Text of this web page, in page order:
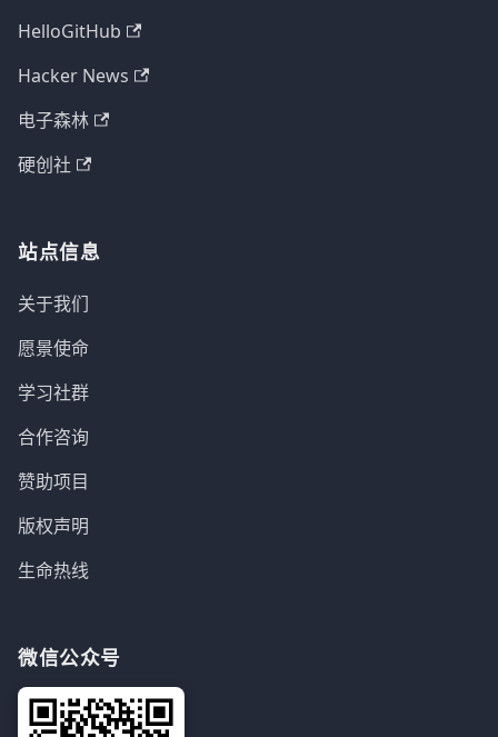
HelloGitHub
Hacker News
电子森林
硬创社
站点信息
关于我们
愿景使命
学习社群
合作咨询
赞助项目
版权声明
生命热线
微信公众号